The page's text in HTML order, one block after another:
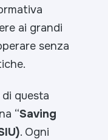
ai grandi
senza
questa
“Saving
. Ogni